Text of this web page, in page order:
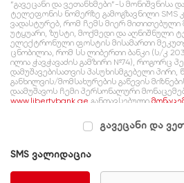
“გავეცანი და ვეთანხმები”-ს
ტელეფონის ნომერზე გამოგზავნილი SMS
ვადასტურებ, რომ ჩემს მიერ მითითებული
უტყუარი, ზუსტი, მოქმედი და აღნიშნული
ელექტრონული ფოსტის მისამართი
ცნობილია, რომ სს ლიბერთი ბანკი (ს/კ
ილია ჭავჭავაძის გამზირი №74), როგორც
დამუშავებისათვის პასუხისმგებელი პირი,
განხილვის/მომსახურების გაწევის
დაამუშავოს ჩემი პერსონალური
www.libertybank.ge განთავსებული
გავეცანი და
SMS ვალიდაცია